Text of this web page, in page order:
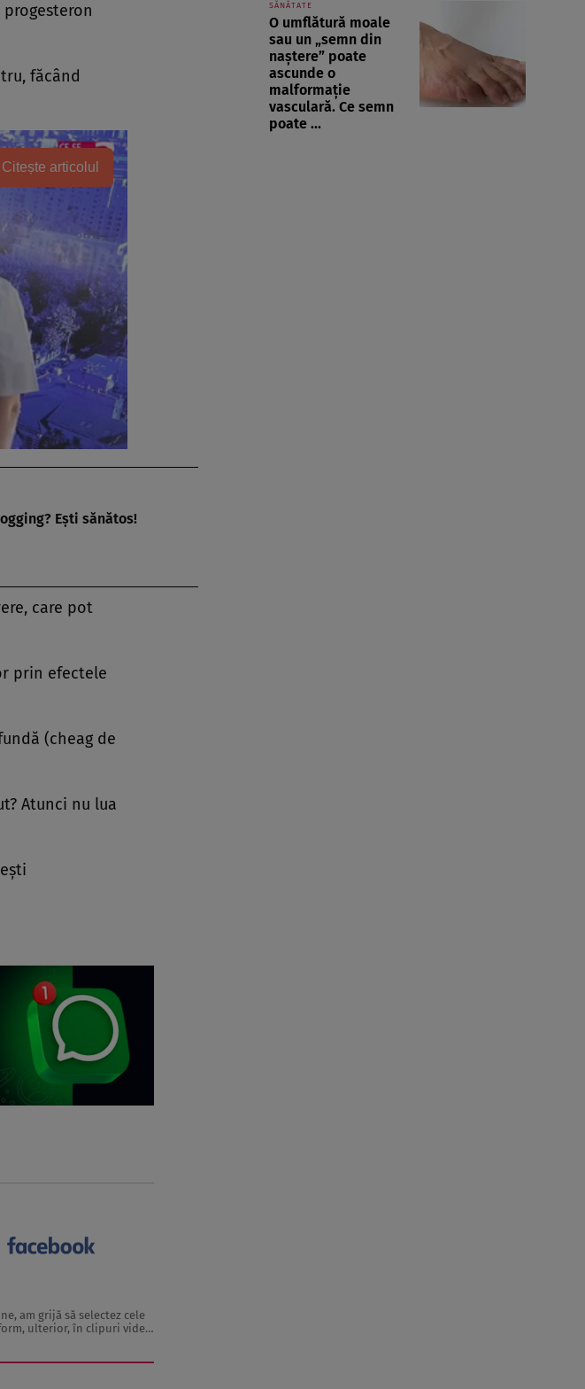
făcând
Citește articolul
Eşti sănătos!
care pot
prin efectele
(cheag de
Atunci nu lua
am grijă să selectez cele
ulterior, în clipuri video
SĂNĂTATE
O umflătură moale
sau un „semn din
naștere” poate
ascunde o
malformație
vasculară. Ce semn
poate ...